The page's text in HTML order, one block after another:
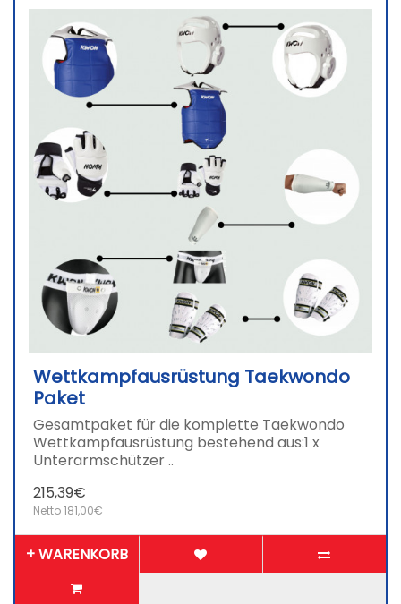
Wettkampfausrüstung Taekwondo
Paket
Gesamtpaket für die komplette Taekwondo
Wettkampfausrüstung bestehend aus:1 x
Unterarmschützer ..
215,39€
Netto 181,00€
+ WARENKORB